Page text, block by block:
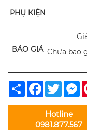
PHỤ KIỆN
BÁO GIÁ Chưa bao
Share Facebook
Twitter
Hotline
0981.877.567